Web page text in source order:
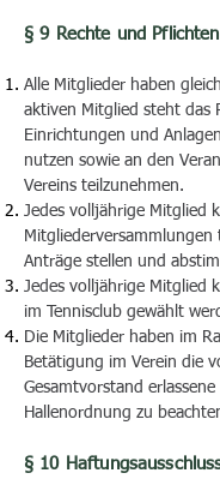
§ 9 Rechte und
Alle Mitglieder haben
aktiven Mitglied steht das
Einrichtungen und
nutzen sowie an den
Vereins teilzunehmen.
Jedes volljährige Mitglied
Mitgliederversammlungen
Anträge stellen und
Jedes volljährige Mitglied
im Tennisclub gewählt
Die Mitglieder haben im
Betätigung im Verein die
Gesamtvorstand erlassene
Hallenordnung zu
§ 10